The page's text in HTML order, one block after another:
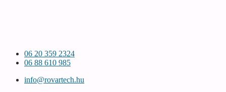
06 20 359 2324
06 88 610 985
info@rovartech.hu